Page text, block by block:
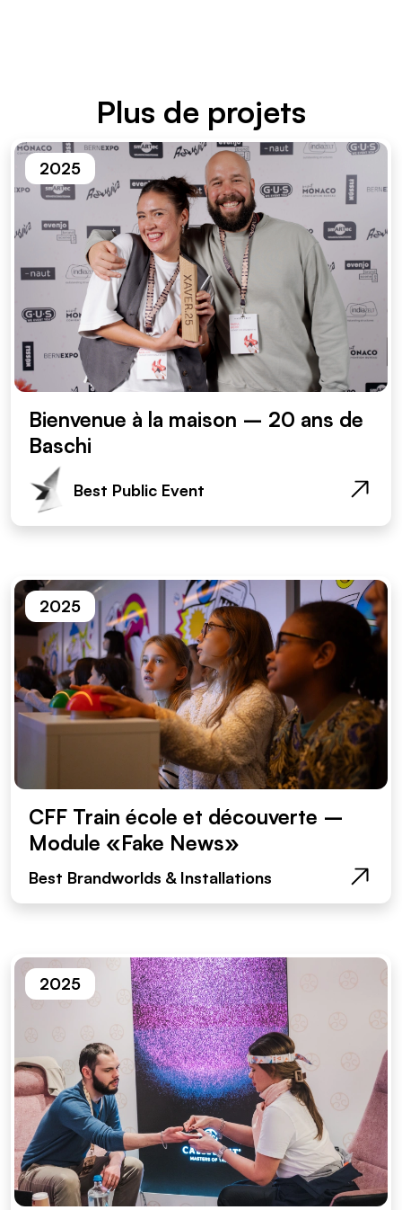
Plus de projets
2025
Bienvenue à la maison – 20 ans de
Baschi
Best Public Event
2025
CFF Train école et découverte –
Module «Fake News»
Best Brandworlds & Installations
2025